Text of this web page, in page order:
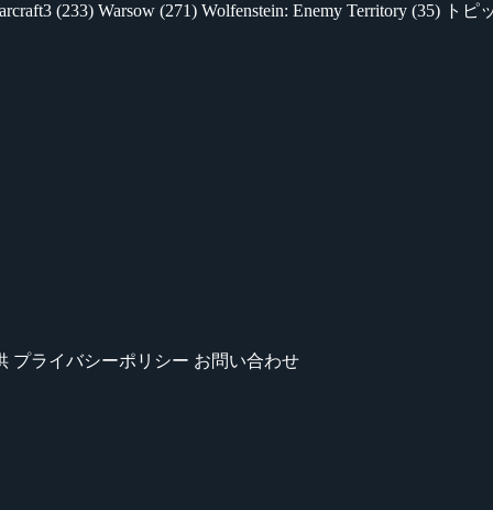
(233) Warsow (271) Wolfenstein: Enemy Territory (35) トピ
プライバシーポリシー お問い合わせ